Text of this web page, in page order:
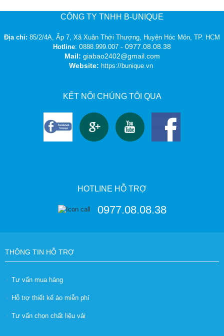
CÔNG TY TNHH B-UNIQUE
Địa chỉ: 85/2/4A, Ấp 7, Xã Xuân Thới Thượng, Huyện Hóc Môn, TP. HCM
Hotline: 0888.999.007 - 0977.08.08.38
Mail: giabao2402@gmail.com
Website: https://bunique.vn
KẾT NỐI CHÚNG TÔI QUA
HOTLINE HỖ TRỢ
0977.08.08.38
THÔNG TIN HỖ TRỢ
Tư vấn mua hàng
Hỗ trợ thiết kế áo miễn phí
Tư vấn chọn chất liệu vải